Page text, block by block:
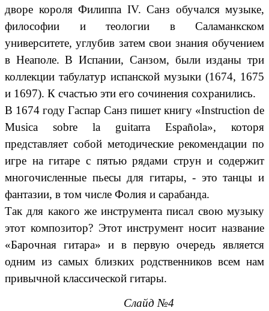
дворе короля Филиппа IV. Санз обучался музыке,
философии и теологии в Саламанкском
университете, углубив затем свои знания обучением
в Неаполе. В Испании, Санзом, были изданы три
коллекции табулатур испанской музыки (1674, 1675
и 1697). К счастью эти его сочинения сохранились.
В 1674 году Гаспар Санз пишет книгу «Instruction de
Musica sobre la guitarra Española», которя
представляет собой методические рекомендации по
игре на гитаре с пятью рядами струн и содержит
многочисленные пьесы для гитары, - это танцы и
фантазии, в том числе Фолия и сарабанда.
Так для какого же инструмента писал свою музыку
этот композитор? Этот инструмент носит название
«Барочная гитара» и в первую очередь является
одним из самых близких родственников всем нам
привычной классической гитары.
Слайд №4